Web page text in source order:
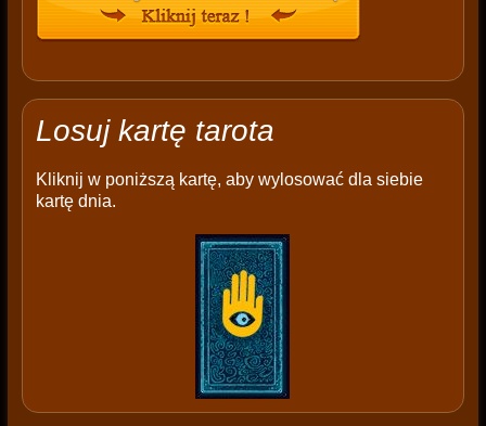
Losuj kartę tarota
Kliknij w poniższą kartę, aby wylosować dla siebie
kartę dnia.